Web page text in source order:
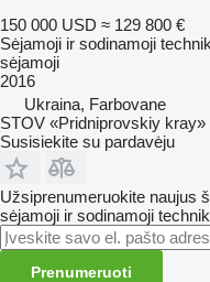
150 000 USD ≈ 129 800 €
Sėjamoji ir sodinamoji
sėjamoji
2016
Ukraina, Farbovane
STOV «Pridniprovskiy kray»
Susisiekite su pardavėju
Užsiprenumeruokite naujus
sėjamoji ir sodinamoji
Prenumeruoti